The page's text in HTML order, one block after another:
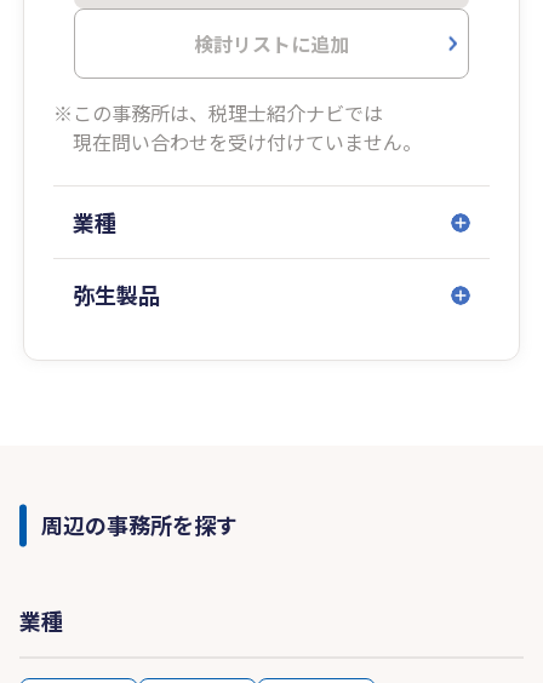
検討リストに追加
※この事務所は、税理士紹介ナビでは
現在問い合わせを受け付けていません。
業種
弥生製品
周辺の事務所を探す
業種